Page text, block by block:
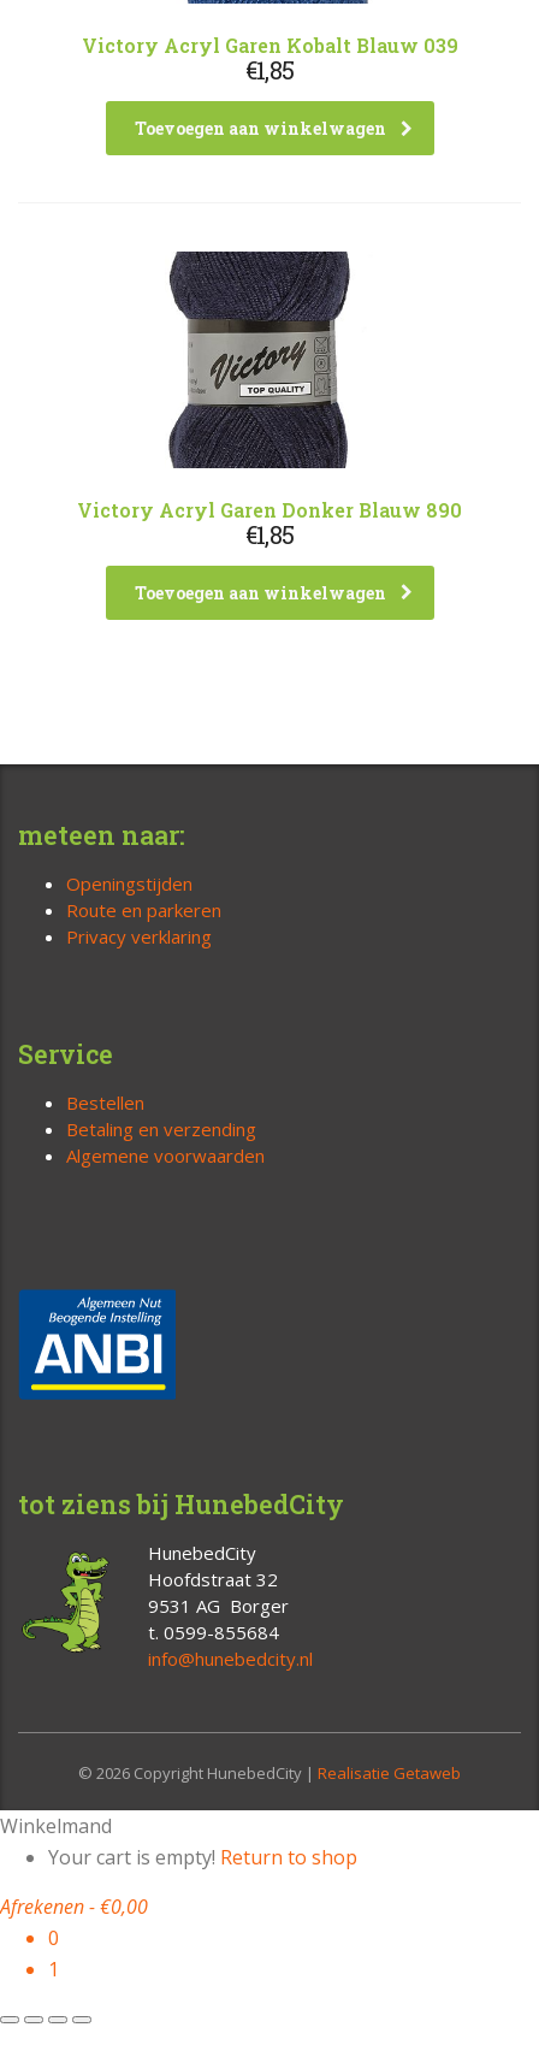
Victory Acryl Garen Kobalt Blauw 039
€1,85
Toevoegen aan winkelwagen
Victory Acryl Garen Donker Blauw 890
€1,85
Toevoegen aan winkelwagen
meteen naar:
Openingstijden
Route en parkeren
Privacy verklaring
Service
Bestellen
Betaling en verzending
Algemene voorwaarden
tot ziens bij HunebedCity
HunebedCity
Hoofdstraat 32
9531 AG Borger
t. 0599-855684
info@hunebedcity.nl
© 2026 Copyright HunebedCity | Realisatie Getaweb
Winkelmand
Your cart is empty! Return to shop
Afrekenen-€0,00
0
1